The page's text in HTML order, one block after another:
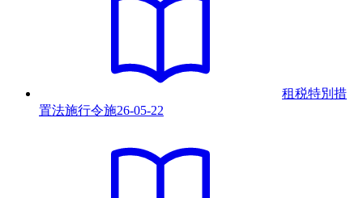
租税特別措
置法施行令施26-05-22